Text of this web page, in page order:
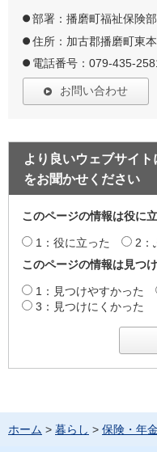
部署：播磨町福祉保険
住所：加古郡播磨町東
電話番号：079-435-
お問い合わせ
より良いウェブサイ
をお聞かせください
このページの情報は役に
1：役に立った 2：
このページの情報は見つ
1：見つけやすかった
3：見つけにくかった
ホーム > 暮らし > 保険・年金